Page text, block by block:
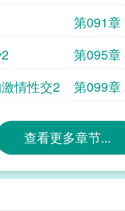
第091章
第095章
情性交2 第099章
查看更多章节...